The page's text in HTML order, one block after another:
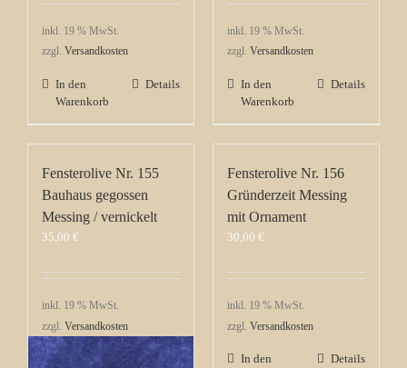
inkl. 19 % MwSt.
zzgl. Versandkosten
In den
Warenkorb
Details
inkl. 19 % MwSt.
zzgl. Versandkosten
In den
Warenkorb
Details
Fensterolive Nr. 155
Bauhaus gegossen
Messing / vernickelt
35,00 €
inkl. 19 % MwSt.
zzgl. Versandkosten
In den
Details
Fensterolive Nr. 156
Gründerzeit Messing
mit Ornament
30,00 €
inkl. 19 % MwSt.
zzgl. Versandkosten
In den
Details